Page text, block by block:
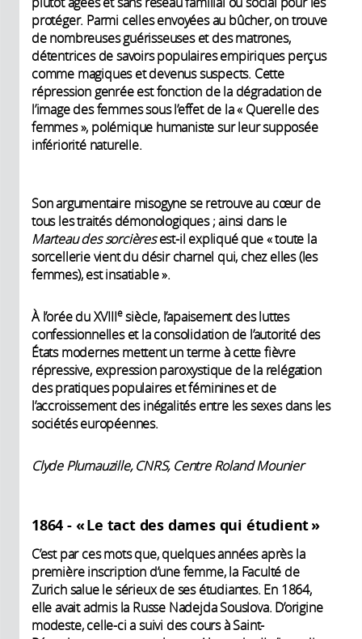
protéger. Parmi celles envoyées au bûcher, on trouve
de nombreuses guérisseuses et des matrones,
détentrices de savoirs populaires empiriques perçus
comme magiques et devenus suspects. Cette
répression genrée est fonction de la dégradation de
l’image des femmes sous l’effet de la « Querelle des
femmes », polémique humaniste sur leur supposée
infériorité naturelle.
Son argumentaire misogyne se retrouve au cœur de
tous les traités démonologiques ; ainsi dans le
Marteau des sorcièresest-il expliqué que « toute la
sorcellerie vient du désir charnel qui, chez elles (les
femmes), est insatiable ».
À l’orée du XVIIIesiècle, l’apaisement des luttes
confessionnelles et la consolidation de l’autorité des
États modernes mettent un terme à cette fièvre
répressive, expression paroxystique de la relégation
des pratiques populaires et féminines et de
l’accroissement des inégalités entre les sexes dans les
sociétés européennes.
Clyde Plumauzille, CNRS, Centre Roland Mounier
1864 - « Le tact des dames qui étudient »
C’est par ces mots que, quelques années après la
première inscription d’une femme, la Faculté de
Zurich salue le sérieux de ses étudiantes. En 1864,
elle avait admis la Russe Nadejda Souslova. D’origine
modeste, celle-ci a suivi des cours à Saint-